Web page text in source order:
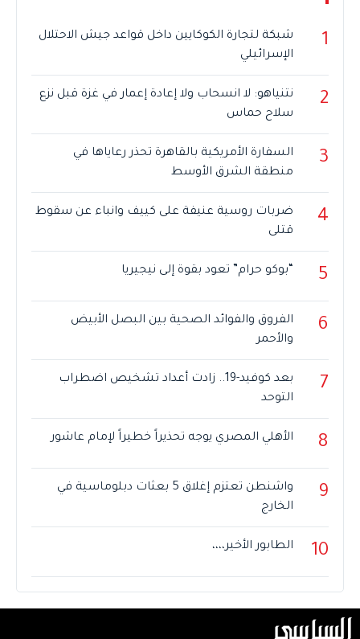
1
شبكة لتجارة الكوكايين داخل قواعد جيش الاحتلال
الإسرائيلي
2
نتنياهو: لا انسحاب ولا إعادة إعمار في غزة قبل نزع
سلاح حماس
3
السفارة الأمريكية بالقاهرة تحذر رعاياها في
منطقة الشرق الأوسط
4
ضربات روسية عنيفة على كييف وانباء عن سقوط
قتلى
5 “بوكو حرام” تعود بقوة إلى نيجيريا
6
الفروق والفوائد الصحية بين البصل الأبيض
والأحمر
7
بعد كوفيد-19.. زادت أعداد تشخيص اضطراب
التوحد
8 الأهلي المصري يوجه تحذيراً خطيراً لإمام عاشور
9
واشنطن تعتزم إغلاق 5 بعثات دبلوماسية في
الخارج
10 الطابور الأخير،،،،